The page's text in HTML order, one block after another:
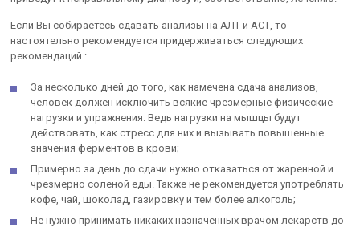
Если Вы собираетесь сдавать анализы на АЛТ и АСТ, то
настоятельно рекомендуется придерживаться следующих
рекомендаций :
За несколько дней до того, как намечена сдача анализов,
человек должен исключить всякие чрезмерные физические
нагрузки и упражнения. Ведь нагрузки на мышцы будут
действовать, как стресс для них и вызывать повышенные
значения ферментов в крови;
Примерно за день до сдачи нужно отказаться от жаренной и
чрезмерно соленой еды. Также не рекомендуется употреблять
кофе, чай, шоколад, газировку и тем более алкоголь;
Не нужно принимать никаких назначенных врачом лекарств до